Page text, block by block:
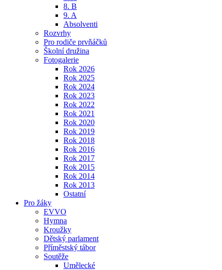
8. B
9. A
Absolventi
Rozvrhy
Pro rodiče prvňáčků
Školní družina
Fotogalerie
Rok 2026
Rok 2025
Rok 2024
Rok 2023
Rok 2022
Rok 2021
Rok 2020
Rok 2019
Rok 2018
Rok 2016
Rok 2017
Rok 2015
Rok 2014
Rok 2013
Ostatní
Pro žáky
EVVO
Hymna
Kroužky
Dětský parlament
Příměstský tábor
Soutěže
Umělecké